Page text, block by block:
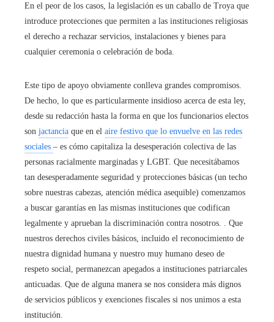
En el peor de los casos, la legislación es un caballo de Troya que
introduce protecciones que permiten a las instituciones religiosas
el derecho a rechazar servicios, instalaciones y bienes para
cualquier ceremonia o celebración de boda.
Este tipo de apoyo obviamente conlleva grandes compromisos.
De hecho, lo que es particularmente insidioso acerca de esta ley,
desde su redacción hasta la forma en que los funcionarios electos
son jactancia que en el aire festivo que lo envuelve en las redes
sociales – es cómo capitaliza la desesperación colectiva de las
personas racialmente marginadas y LGBT. Que necesitábamos
tan desesperadamente seguridad y protecciones básicas (un techo
sobre nuestras cabezas, atención médica asequible) comenzamos
a buscar garantías en las mismas instituciones que codifican
legalmente y aprueban la discriminación contra nosotros. . Que
nuestros derechos civiles básicos, incluido el reconocimiento de
nuestra dignidad humana y nuestro muy humano deseo de
respeto social, permanezcan apegados a instituciones patriarcales
anticuadas. Que de alguna manera se nos considera más dignos
de servicios públicos y exenciones fiscales si nos unimos a esta
institución.